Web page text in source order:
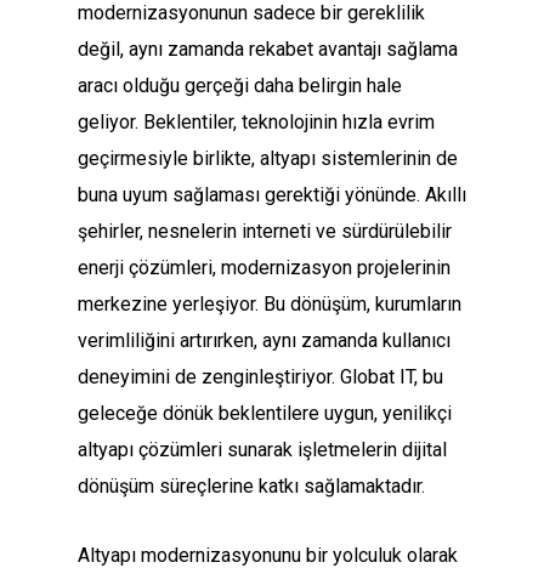
modernizasyonunun sadece bir gereklilik
değil, aynı zamanda rekabet avantajı sağlama
aracı olduğu gerçeği daha belirgin hale
geliyor. Beklentiler, teknolojinin hızla evrim
geçirmesiyle birlikte, altyapı sistemlerinin de
buna uyum sağlaması gerektiği yönünde. Akıllı
şehirler, nesnelerin interneti ve sürdürülebilir
enerji çözümleri, modernizasyon projelerinin
merkezine yerleşiyor. Bu dönüşüm, kurumların
verimliliğini artırırken, aynı zamanda kullanıcı
deneyimini de zenginleştiriyor. Globat IT, bu
geleceğe dönük beklentilere uygun, yenilikçi
altyapı çözümleri sunarak işletmelerin dijital
dönüşüm süreçlerine katkı sağlamaktadır.
Altyapı modernizasyonunu bir yolculuk olarak